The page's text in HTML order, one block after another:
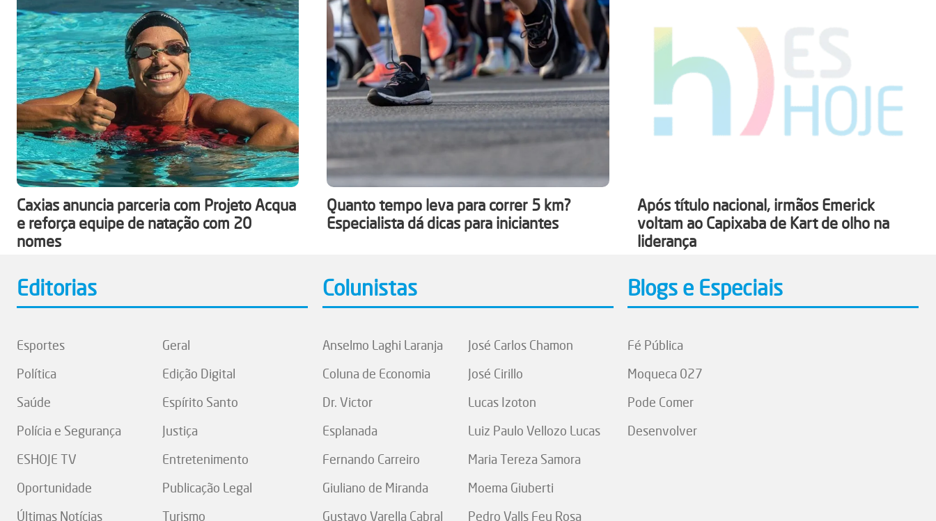
Caxias anuncia parceria com Projeto Acqua
e reforça equipe de natação com 20
nomes
Quanto tempo leva para correr 5 km?
Especialista dá dicas para iniciantes
Após título nacional, irmãos Emerick
voltam ao Capixaba de Kart de olho na
liderança
Editorias
Esportes
Política
Saúde
Polícia e Segurança
ESHOJE TV
Oportunidade
Últimas Notícias
Geral
Edição Digital
Espírito Santo
Justiça
Entretenimento
Publicação Legal
Turismo
Colunistas
Anselmo Laghi Laranja
Coluna de Economia
Dr. Victor
Esplanada
Fernando Carreiro
Giuliano de Miranda
Gustavo Varella Cabral
José Carlos Chamon
José Cirillo
Lucas Izoton
Luiz Paulo Vellozo Lucas
Maria Tereza Samora
Moema Giuberti
Pedro Valls Feu Rosa
Blogs e Especiais
Fé Pública
Moqueca 027
Pode Comer
Desenvolver